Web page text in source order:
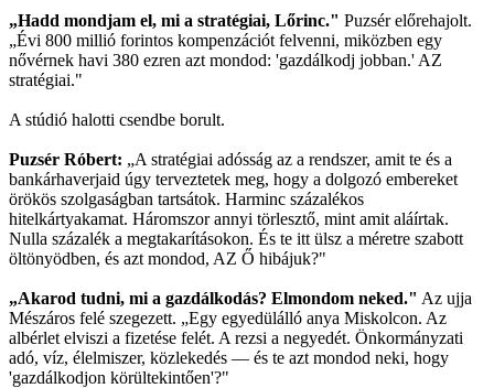
„Hadd mondjam el, mi a stratégiai, Lőrinc." Puzsér előrehajolt.
„Évi 800 millió forintos kompenzációt felvenni, miközben egy
nővérnek havi 380 ezren azt mondod: 'gazdálkodj jobban.' AZ
stratégiai."
A stúdió halotti csendbe borult.
Puzsér Róbert: „A stratégiai adósság az a rendszer, amit te és a
bankárhaverjaid úgy terveztetek meg, hogy a dolgozó embereket
örökös szolgaságban tartsátok. Harminc százalékos
hitelkártyakamat. Háromszor annyi törlesztő, mint amit aláírtak.
Nulla százalék a megtakarításokon. És te itt ülsz a méretre szabott
öltönyödben, és azt mondod, AZ Ő hibájuk?"
„Akarod tudni, mi a gazdálkodás? Elmondom neked." Az ujja
Mészáros felé szegezett. „Egy egyedülálló anya Miskolcon. Az
albérlet elviszi a fizetése felét. A rezsi a negyedét. Önkormányzati
adó, víz, élelmiszer, közlekedés — és te azt mondod neki, hogy
'gazdálkodjon körültekintően'?"